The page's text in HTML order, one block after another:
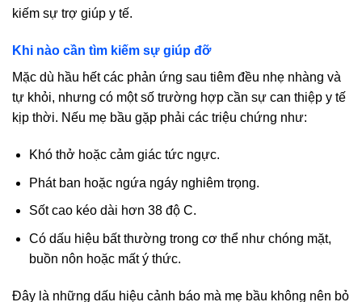
kiếm sự trợ giúp y tế.
Khi nào cần tìm kiếm sự giúp đỡ
Mặc dù hầu hết các phản ứng sau tiêm đều nhẹ nhàng và
tự khỏi, nhưng có một số trường hợp cần sự can thiệp y tế
kịp thời. Nếu mẹ bầu gặp phải các triệu chứng như:
Khó thở hoặc cảm giác tức ngực.
Phát ban hoặc ngứa ngáy nghiêm trọng.
Sốt cao kéo dài hơn 38 độ C.
Có dấu hiệu bất thường trong cơ thể như chóng mặt,
buồn nôn hoặc mất ý thức.
Đây là những dấu hiệu cảnh báo mà mẹ bầu không nên bỏ